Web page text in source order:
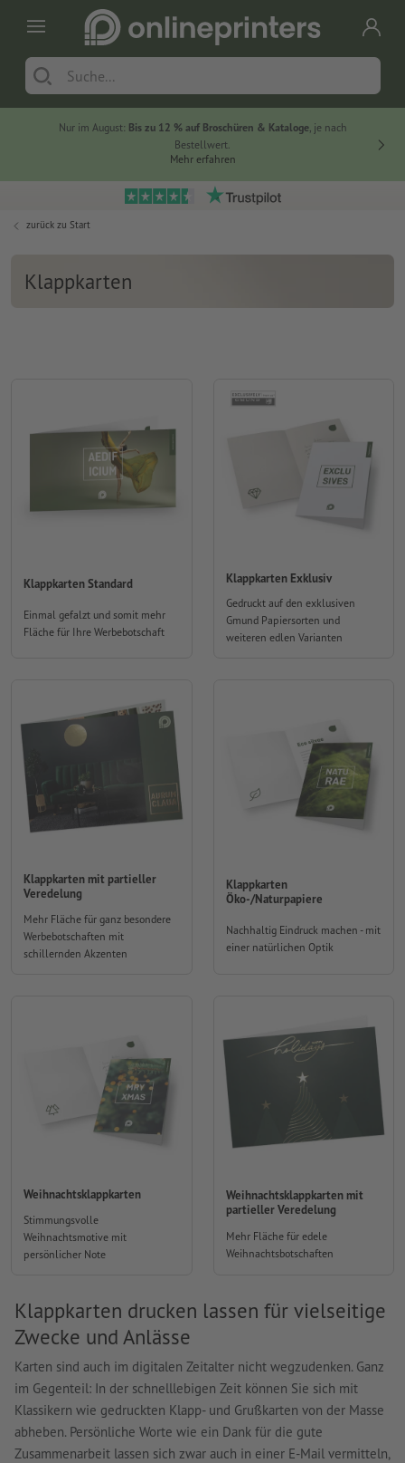
Nur im August: Bis zu 12 % auf Broschüren & Kataloge, je nach
Bestellwert.
Mehr erfahren
zurück zu Start
Klappkarten
Klappkarten Standard
Einmal gefalzt und somit mehr
Fläche für Ihre Werbebotschaft
Klappkarten Exklusiv
Gedruckt auf den exklusiven
Gmund Papiersorten und
weiteren edlen Varianten
Klappkarten mit partieller
Veredelung
Mehr Fläche für ganz besondere
Werbebotschaften mit
schillernden Akzenten
Klappkarten
Öko-/Naturpapiere
Nachhaltig Eindruck machen - mit
einer natürlichen Optik
Weihnachtsklappkarten
Stimmungsvolle
Weihnachtsmotive mit
persönlicher Note
Weihnachtsklappkarten mit
partieller Veredelung
Mehr Fläche für edele
Weihnachtsbotschaften
Klappkarten drucken lassen für vielseitige
Zwecke und Anlässe
Karten sind auch im digitalen Zeitalter nicht wegzudenken. Ganz
im Gegenteil: In der schnelllebigen Zeit können Sie sich mit
Klassikern wie gedruckten Klapp- und Grußkarten von der Masse
abheben. Persönliche Worte wie ein Dank für die gute
Zusammenarbeit lassen sich zwar auch in einer E-Mail vermitteln,